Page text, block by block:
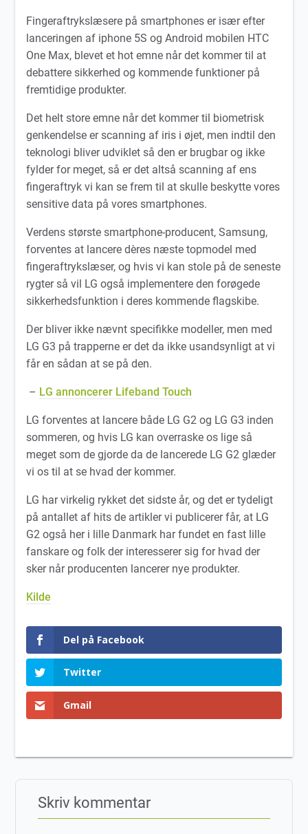
Fingeraftrykslæsere på smartphones er især efter
lanceringen af iphone 5S og Android mobilen HTC
One Max, blevet et hot emne når det kommer til at
debattere sikkerhed og kommende funktioner på
fremtidige produkter.
Det helt store emne når det kommer til biometrisk
genkendelse er scanning af iris i øjet, men indtil den
teknologi bliver udviklet så den er brugbar og ikke
fylder for meget, så er det altså scanning af ens
fingeraftryk vi kan se frem til at skulle beskytte vores
sensitive data på vores smartphones.
Verdens største smartphone-producent, Samsung,
forventes at lancere dères næste topmodel med
fingeraftrykslæser, og hvis vi kan stole på de seneste
rygter så vil LG også implementere den forøgede
sikkerhedsfunktion i deres kommende flagskibe.
Der bliver ikke nævnt specifikke modeller, men med
LG G3 på trapperne er det da ikke usandsynligt at vi
får en sådan at se på den.
– LG annoncerer Lifeband Touch
LG forventes at lancere både LG G2 og LG G3 inden
sommeren, og hvis LG kan overraske os lige så
meget som de gjorde da de lancerede LG G2 glæder
vi os til at se hvad der kommer.
LG har virkelig rykket det sidste år, og det er tydeligt
på antallet af hits de artikler vi publicerer får, at LG
G2 også her i lille Danmark har fundet en fast lille
fanskare og folk der interesserer sig for hvad der
sker når producenten lancerer nye produkter.
Kilde
Del på Facebook
Twitter
Gmail
Skriv kommentar